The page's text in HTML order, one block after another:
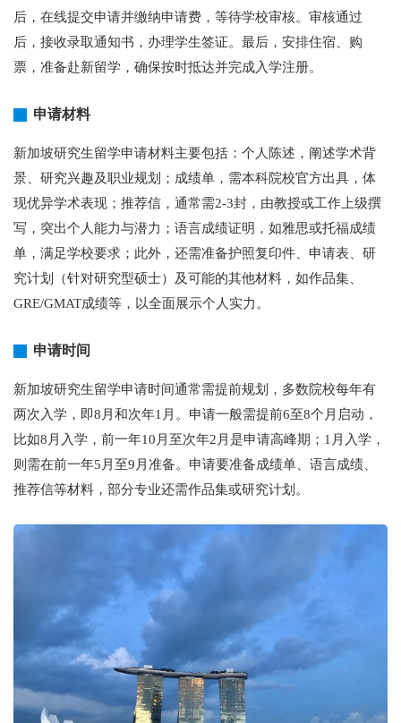
后，在线提交申请并缴纳申请费，等待学校审核。审核通过
后，接收录取通知书，办理学生签证。最后，安排住宿、购
票，准备赴新留学，确保按时抵达并完成入学注册。
申请材料
新加坡研究生留学申请材料主要包括：个人陈述，阐述学术背
景、研究兴趣及职业规划；成绩单，需本科院校官方出具，体
现优异学术表现；推荐信，通常需2-3封，由教授或工作上级撰
写，突出个人能力与潜力；语言成绩证明，如雅思或托福成绩
单，满足学校要求；此外，还需准备护照复印件、申请表、研
究计划（针对研究型硕士）及可能的其他材料，如作品集、
GRE/GMAT成绩等，以全面展示个人实力。
申请时间
新加坡研究生留学申请时间通常需提前规划，多数院校每年有
两次入学，即8月和次年1月。申请一般需提前6至8个月启动，
比如8月入学，前一年10月至次年2月是申请高峰期；1月入学，
则需在前一年5月至9月准备。申请要准备成绩单、语言成绩、
推荐信等材料，部分专业还需作品集或研究计划。